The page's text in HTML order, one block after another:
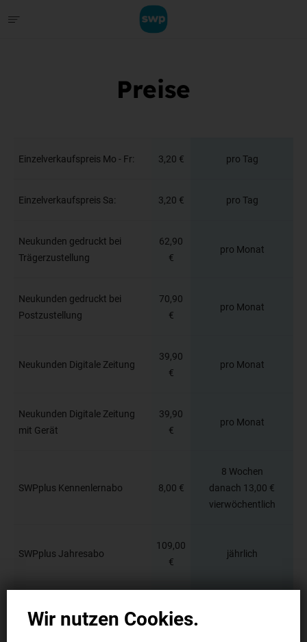
Preise
Einzelverkaufspreis Mo - Fr: 3,20 € pro Tag
Einzelverkaufspreis Sa: 3,20 € pro Tag
Neukunden gedruckt bei
Trägerzustellung
62,90
€
pro Monat
Neukunden gedruckt bei
Postzustellung
70,90
€
pro Monat
Neukunden Digitale Zeitung
39,90
€
pro Monat
Neukunden Digitale Zeitung
mit Gerät
39,90
€
pro Monat
SWPplus Kennenlernabo 8,00 €
8 Wochen
danach 13,00 €
vierwöchentlich
SWPplus Jahresabo
109,00
€
jährlich
Monate
€
Wir nutzen Cookies.